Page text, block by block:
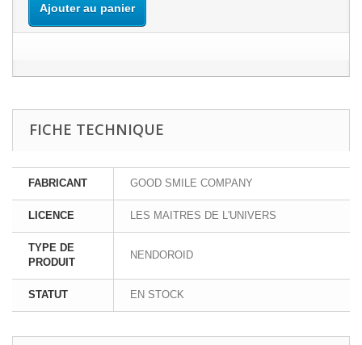
Ajouter au panier
FICHE TECHNIQUE
FABRICANT GOOD SMILE COMPANY
LICENCE LES MAITRES DE L'UNIVERS
TYPE DE
PRODUIT
NENDOROID
STATUT EN STOCK